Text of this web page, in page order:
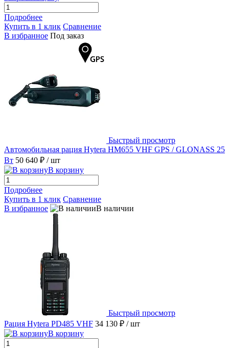
Подробнее
Купить в 1 клик Сравнение
В избранное Под заказ
Быстрый просмотр
Автомобильная рация Hytera HM655 VHF GPS / GLONASS 25
Вт 50 640 ₽ / шт
В корзину
Подробнее
Купить в 1 клик Сравнение
В избранное
В наличии
Быстрый просмотр
Рация Hytera PD485 VHF 34 130 ₽ / шт
В корзину